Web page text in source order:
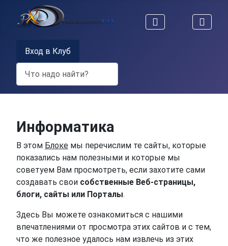
Вход в Клуб
Информатика
В этом Блоке мы перечислим те сайты, которые
показались нам полезными и которые мы
советуем Вам просмотреть, если захотите сами
создавать свои собственные Веб-страницы,
блоги, сайты или Порталы.
Здесь Вы можете ознакомиться с нашими
впечатлениями от просмотра этих сайтов и с тем,
что же полезное удалось нам извлечь из этих